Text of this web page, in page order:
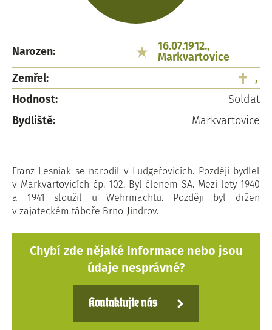
Narozen:
16.07.1912.,
Markvartovice
Zemřel:
,
Hodnost:
Soldat
Bydliště:
Markvartovice
Franz Lesniak se narodil v Ludgeřovicích. Později bydlel
v Markvartovicích čp. 102. Byl členem SA. Mezi lety 1940
a 1941 sloužil u Wehrmachtu. Později byl držen
v zajateckém táboře Brno-Jindrov.
Chybí zde nějaké Informace nebo jsou
údaje nesprávné?
Kontaktujte nás